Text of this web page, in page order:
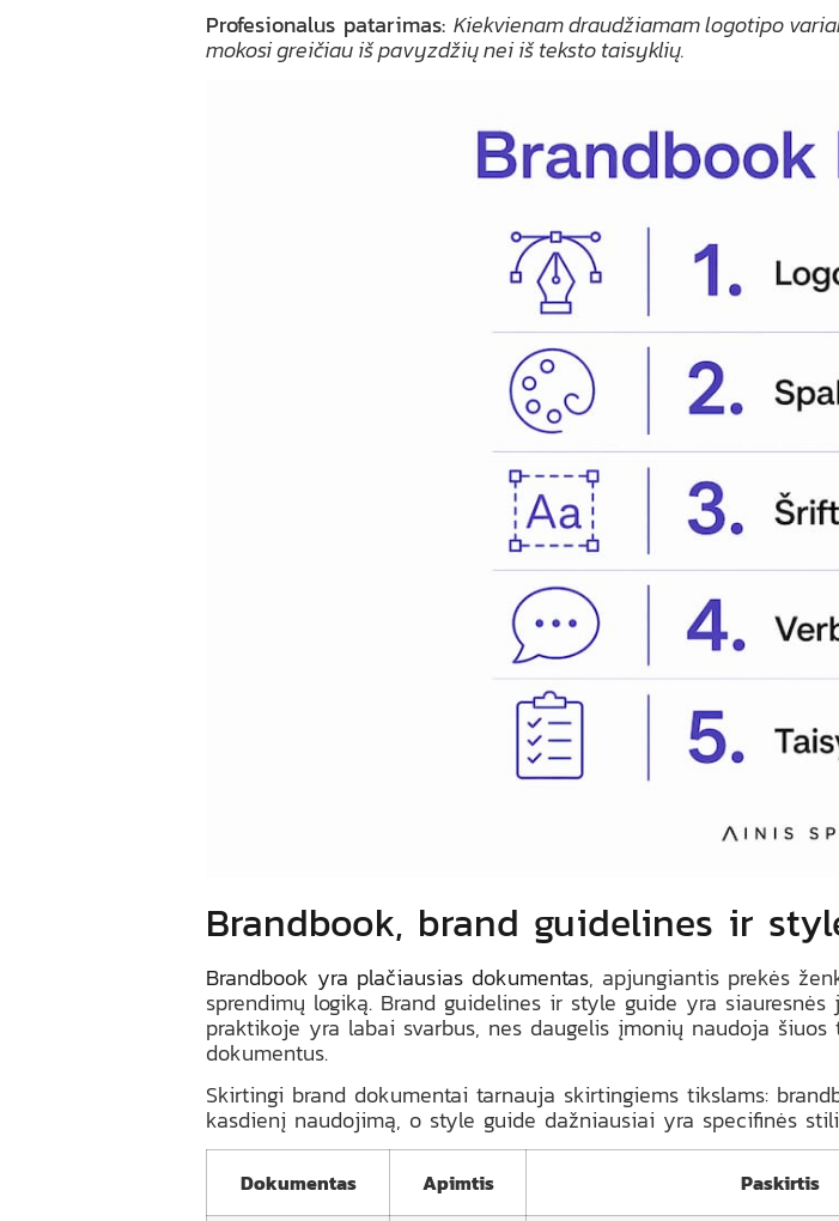
Profesionalus patarimas: Kiekvienam draudžiamam logotipo
mokosi greičiau iš pavyzdžių nei iš teksto taisyklių.
Brandbook, brand guidelines ir
Brandbook yra plačiausias dokumentas, apjungiantis prekės
sprendimų logiką. Brand guidelines ir style guide yra
praktikoje yra labai svarbus, nes daugelis įmonių naudoja
dokumentus.
Skirtingi brand dokumentai tarnauja skirtingiems tikslams:
kasdienį naudojimą, o style guide dažniausiai yra specifinės
Dokumentas Apimtis Paskirtis